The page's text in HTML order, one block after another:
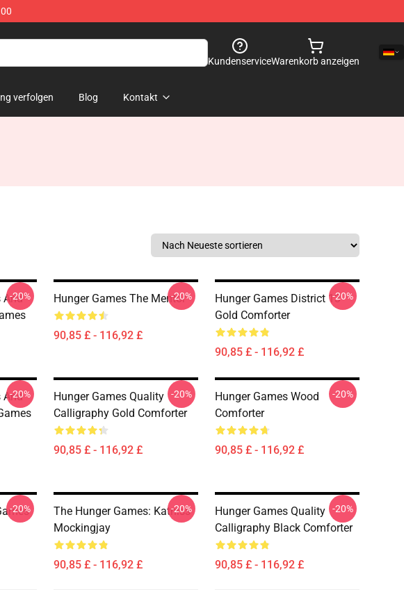
KundenserviceWarenkorb anzeigen
verfolgen Blog Kontakt
And
-20% Hunger Games The Mentor
90,85 £ - 116,92 £
-20%
Hunger Games District 13
Gold Comforter
90,85 £ - 116,92 £
-20%
And
-20%
Hunger Games Quality
Calligraphy Gold Comforter
90,85 £ - 116,92 £
-20%
Hunger Games Wood
Comforter
90,85 £ - 116,92 £
-20%
-20%
The Hunger Games: Katniss
Mockingjay
90,85 £ - 116,92 £
-20%
Hunger Games Quality
Calligraphy Black Comforter
90,85 £ - 116,92 £
-20%